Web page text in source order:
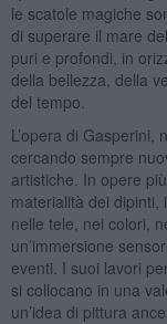
le scatole magiche
di superare il mare
puri e profondi, in
della bellezza, della
del tempo.
L’opera di Gasperini,
cercando sempre
artistiche. In opere
materialità dei
nelle tele, nei colori,
un’immersione
eventi. I suoi lavori
si collocano in una
un’idea di pittura